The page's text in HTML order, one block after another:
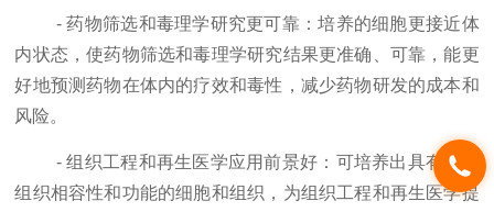
- 药物筛选和毒理学研究更可靠：培养的细胞更接近体
内状态，使药物筛选和毒理学研究结果更准确、可靠，能更
好地预测药物在体内的疗效和毒性，减少药物研发的成本和
风险。
- 组织工程和再生医学应用前景好：可培养出具有良好
组织相容性和功能的细胞和组织，为组织工程和再生医学提